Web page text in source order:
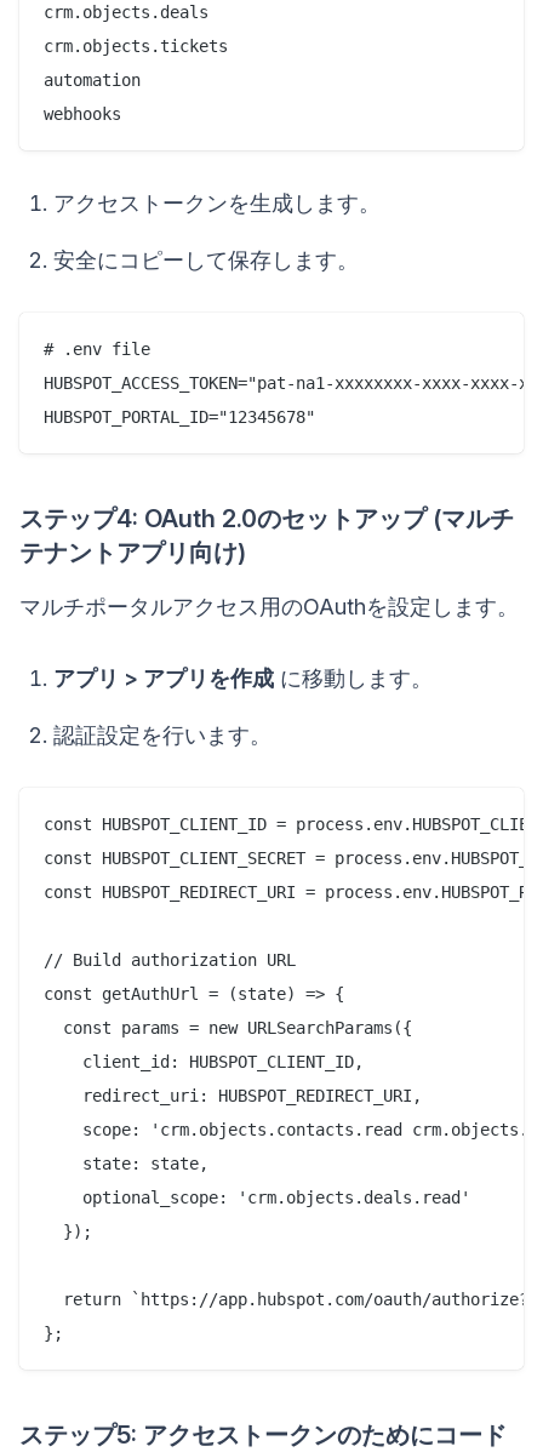
crm.objects.deals
crm.objects.tickets
automation
アクセストークンを生成します。
安全にコピーして保存します。
# .env file
HUBSPOT_ACCESS_TOKEN="pat-na1-xxxxxxxx-xxxx-xxxx-
ステップ4: OAuth 2.0のセットアップ (マルチ
テナントアプリ向け)
マルチポータルアクセス用のOAuthを設定します。
アプリ > アプリを作成 に移動します。
認証設定を行います。
const HUBSPOT_CLIENT_ID =
const HUBSPOT_CLIENT_SECRET =
const HUBSPOT_REDIRECT_URI =
// Build authorization URL
const getAuthUrl = (state) => {
  const params = new URLSearchParams({
    client_id: HUBSPOT_CLIENT_ID,
    redirect_uri: HUBSPOT_REDIRECT_URI,
scope: 'crm.objects.contacts.read
    state: state,
    optional_scope: 'crm.objects.deals.read'
  });
return `https://app.hubspot.com/oauth/
ステップ5: アクセストークンのためにコード